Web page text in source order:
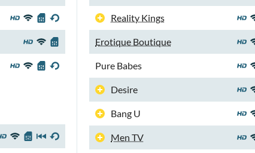
Reality Kings
Erotique Boutique
Pure Babes
Desire
Bang U
Men TV